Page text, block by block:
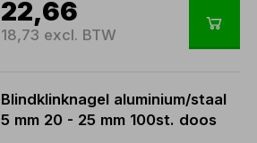
22,66
18,73 excl. BTW
Blindklinknagel aluminium/staal
5 mm 20 - 25 mm 100st. doos